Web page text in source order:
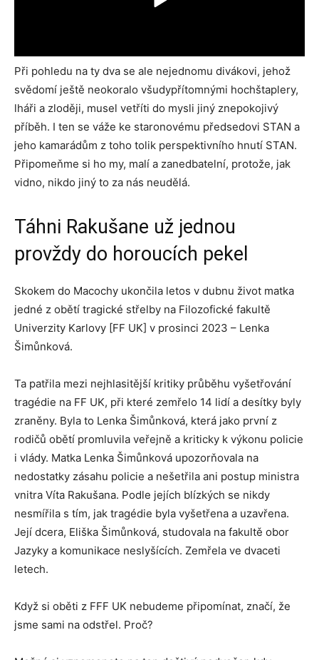
Při pohledu na ty dva se ale nejednomu divákovi, jehož
svědomí ještě neokoralo všudypřítomnými hochštaplery,
lháři a zloději, musel vetříti do mysli jiný znepokojivý
příběh. I ten se váže ke staronovému předsedovi STAN a
jeho kamarádům z toho tolik perspektivního hnutí STAN.
Připomeňme si ho my, malí a zanedbatelní, protože, jak
vidno, nikdo jiný to za nás neudělá.
Táhni Rakušane už jednou
provždy do horoucích pekel
Skokem do Macochy ukončila letos v dubnu život matka
jedné z obětí tragické střelby na Filozofické fakultě
Univerzity Karlovy [FF UK] v prosinci 2023 – Lenka
Šimůnková.
Ta patřila mezi nejhlasitější kritiky průběhu vyšetřování
tragédie na FF UK, při které zemřelo 14 lidí a desítky byly
zraněny. Byla to Lenka Šimůnková, která jako první z
rodičů obětí promluvila veřejně a kriticky k výkonu policie
i vlády. Matka Lenka Šimůnková upozorňovala na
nedostatky zásahu policie a nešetřila ani postup ministra
vnitra Víta Rakušana. Podle jejích blízkých se nikdy
nesmířila s tím, jak tragédie byla vyšetřena a uzavřena.
Její dcera, Eliška Šimůnková, studovala na fakultě obor
Jazyky a komunikace neslyšících. Zemřela ve dvaceti
letech.
Když si oběti z FFF UK nebudeme připomínat, značí, že
jsme sami na odstřel. Proč?